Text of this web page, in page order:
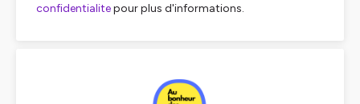
confidentialitepour plus d'informations.